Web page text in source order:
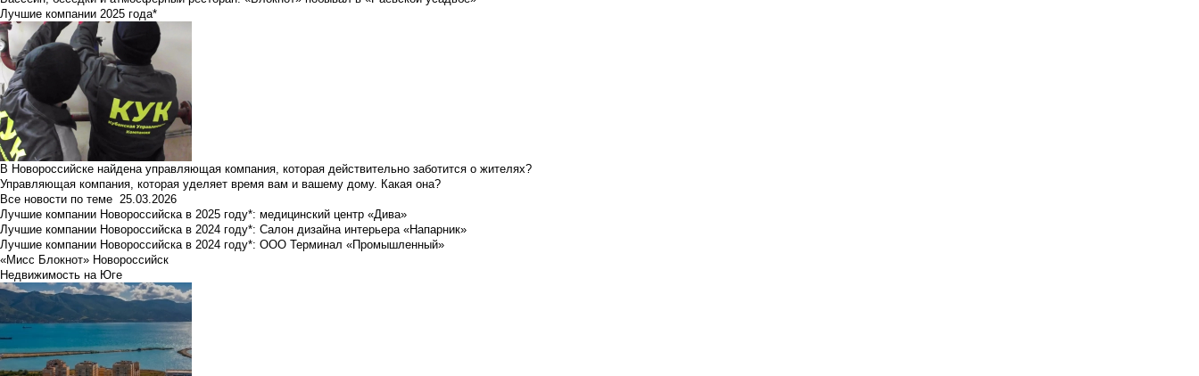
Лучшие компании 2025 года*
В Новороссийске найдена управляющая компания, которая действительно заботится о жителях?
Управляющая компания, которая уделяет время вам и вашему дому. Какая она?
Все новости по теме 25.03.2026
Лучшие компании Новороссийска в 2025 году*: медицинский центр «Дива»
Лучшие компании Новороссийска в 2024 году*: Салон дизайна интерьера «Напарник»
Лучшие компании Новороссийска в 2024 году*: ООО Терминал «Промышленный»
«Мисс Блокнот» Новороссийск
Недвижимость на Юге